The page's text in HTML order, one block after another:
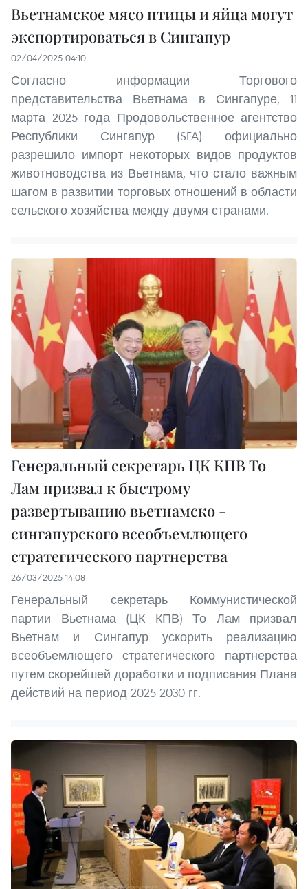
Вьетнамское мясо птицы и яйца могут
экспортироваться в Сингапур
02/04/2025 04:10
Согласно информации Торгового
представительства Вьетнама в Сингапуре, 11
марта 2025 года Продовольственное агентство
Республики Сингапур (SFA) официально
разрешило импорт некоторых видов продуктов
животноводства из Вьетнама, что стало важным
шагом в развитии торговых отношений в области
сельского хозяйства между двумя странами.
Генеральный секретарь ЦК КПВ То
Лам призвал к быстрому
развертыванию вьетнамско -
сингапурского всеобъемлющего
стратегического партнерства
26/03/2025 14:08
Генеральный секретарь Коммунистической
партии Вьетнама (ЦК КПВ) То Лам призвал
Вьетнам и Сингапур ускорить реализацию
всеобъемлющего стратегического партнерства
путем скорейшей доработки и подписания Плана
действий на период 2025-2030 гг.